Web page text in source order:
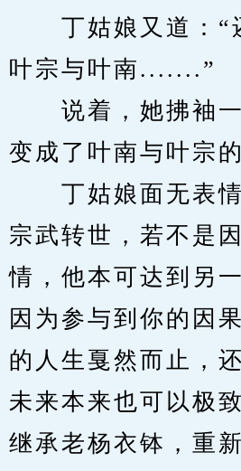
丁姑娘又道：“
叶宗与叶南.......”
说着，她拂袖一
变成了叶南与叶宗
丁姑娘面无表情
宗武转世，若不是
情，他本可达到另
因为参与到你的因
的人生戛然而止，
未来本来也可以极
继承老杨衣钵，重